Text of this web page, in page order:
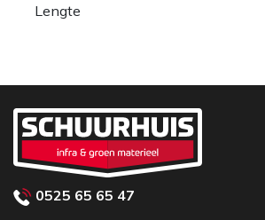
Lengte
0525 65 65 47